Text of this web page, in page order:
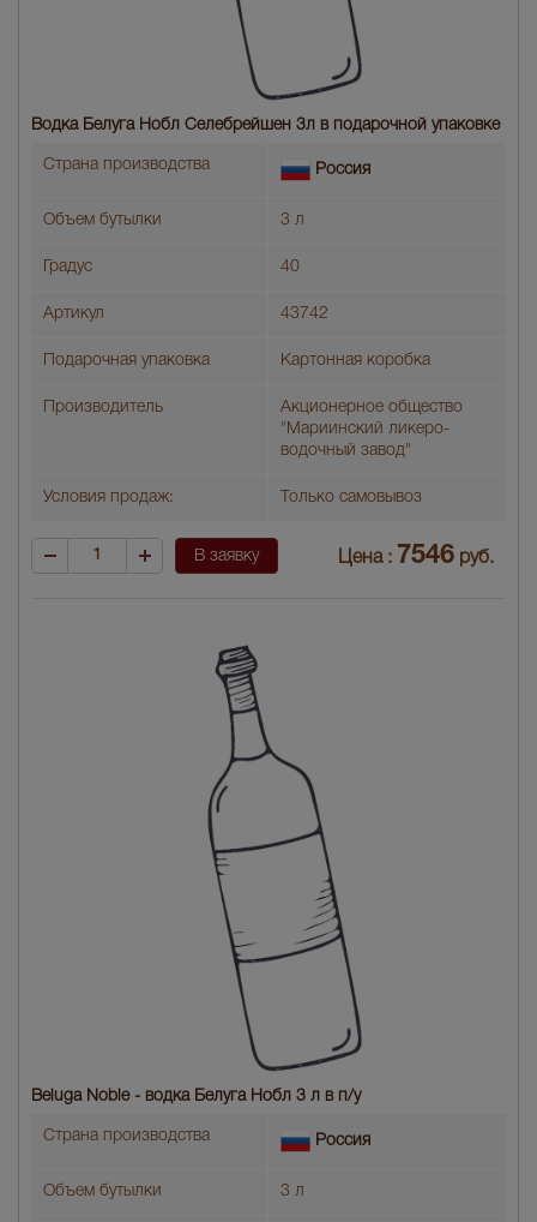
Водка Белуга Нобл Селебрейшен 3л в подарочной упаковке
Страна производства Россия
Объем бутылки 3 л
Градус 40
Артикул 43742
Подарочная упаковка Картонная коробка
Производитель
Акционерное общество
"Мариинский ликеро-
водочный завод"
Условия продаж: Только самовывоз
В заявку Цена : 7546 руб.
Beluga Noble - водка Белуга Нобл 3 л в п/у
Страна производства Россия
Объем бутылки 3 л